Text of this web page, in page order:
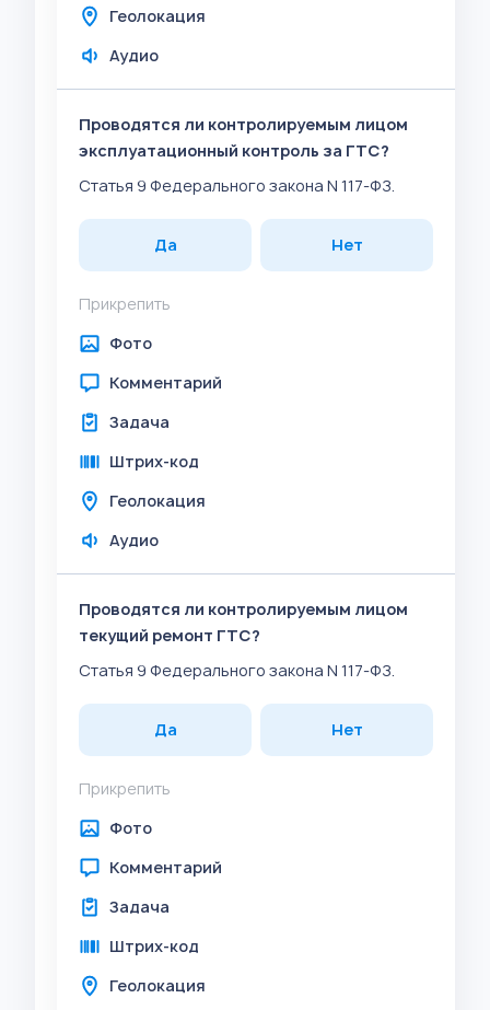
Геолокация
Аудио
Проводятся ли контролируемым лицом
эксплуатационный контроль за ГТС?
Статья 9 Федерального закона N 117-ФЗ.
Да Нет
Прикрепить
Фото
Комментарий
Задача
Штрих-код
Геолокация
Аудио
Проводятся ли контролируемым лицом
текущий ремонт ГТС?
Статья 9 Федерального закона N 117-ФЗ.
Да Нет
Прикрепить
Фото
Комментарий
Задача
Штрих-код
Геолокация